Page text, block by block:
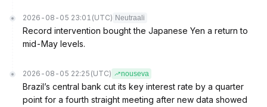
2026-08-05 23:01 (UTC) Neutraali
Record intervention bought the Japanese Yen a return to
mid-May levels.
2026-08-05 22:25 (UTC) nouseva
Brazil’s central bank cut its key interest rate by a quarter
point for a fourth straight meeting after new data showed